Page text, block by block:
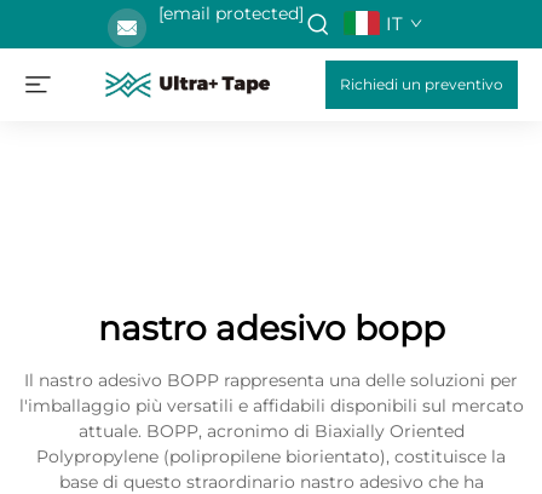
[email protected] IT
Richiedi un preventivo
nastro adesivo bopp
Il nastro adesivo BOPP rappresenta una delle soluzioni per
l'imballaggio più versatili e affidabili disponibili sul mercato
attuale. BOPP, acronimo di Biaxially Oriented
Polypropylene (polipropilene biorientato), costituisce la
base di questo straordinario nastro adesivo che ha